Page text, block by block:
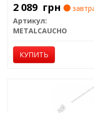
2 089 грн
Артикул:
METALCAUCHO
КУПИТЬ